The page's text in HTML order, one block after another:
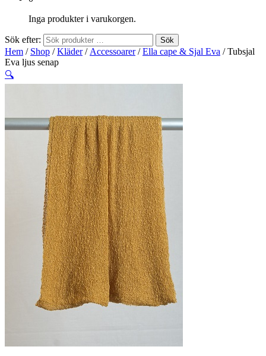
Inga produkter i varukorgen.
Sök efter: Sök
Hem / Shop /Kläder/ Accessoarer/Ella cape & Sjal Eva / Tubsjal
Eva ljus senap
🔍